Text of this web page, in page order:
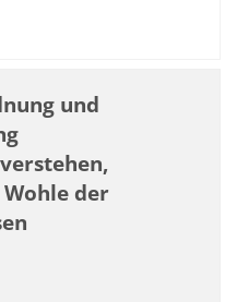
und
der